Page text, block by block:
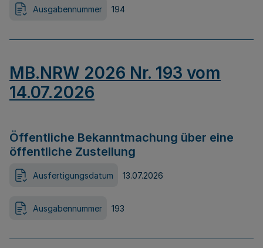
Ausgabennummer 194
MB.NRW 2026 Nr. 193 vom
14.07.2026
Öffentliche Bekanntmachung über eine
öffentliche Zustellung
Ausfertigungsdatum 13.07.2026
Ausgabennummer 193